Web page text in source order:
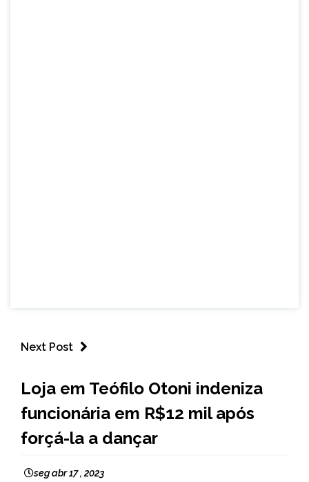
Next Post
MINAS
GERAIS
Loja em Teófilo Otoni indeniza
funcionária em R$12 mil após
forçá-la a dançar
seg abr 17 , 2023